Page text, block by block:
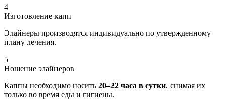
4
Изготовление капп
Элайнеры производятся индивидуально по утвержденному
плану лечения.
5
Ношение элайнеров
Каппы необходимо носить 20–22 часа в сутки, снимая их
только во время еды и гигиены.